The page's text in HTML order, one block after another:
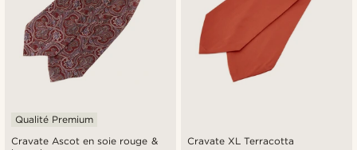
Cravate Ascot en soie rouge &
Qualité Premium
Cravate XL Terracotta